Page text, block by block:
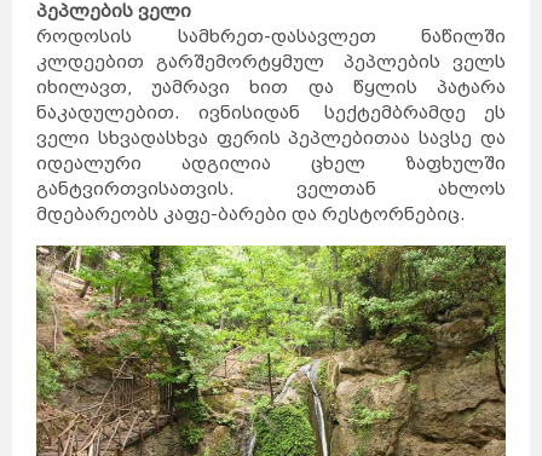
პეპლების ველი
როდოსის სამხრეთ-დასავლეთ ნაწილში
კლდეებით გარშემორტყმულ პეპლების ველს
იხილავთ, უამრავი ხით და წყლის პატარა
ნაკადულებით. ივნისიდან სექტემბრამდე ეს
ველი სხვადასხვა ფერის პეპლებითაა სავსე და
იდეალური ადგილია ცხელ ზაფხულში
განტვირთვისათვის. ველთან ახლოს
მდებარეობს კაფე-ბარები და რესტორნებიც.